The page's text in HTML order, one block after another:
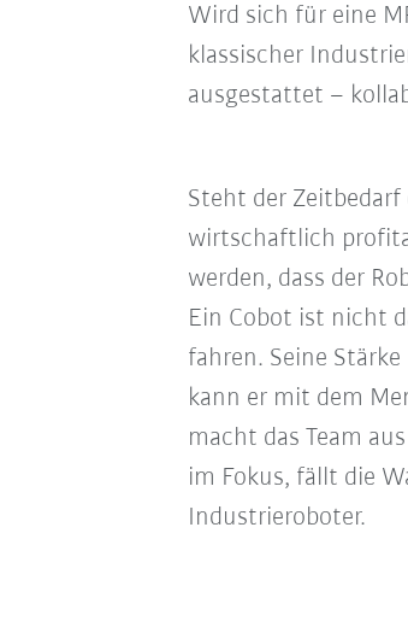
Wird sich für eine
klassischer
ausgestattet –
Steht der Zeitbedarf
wirtschaftlich
werden, dass der
Ein Cobot ist nicht
fahren. Seine
kann er mit dem
macht das Team
im Fokus, fällt die
Industrieroboter.